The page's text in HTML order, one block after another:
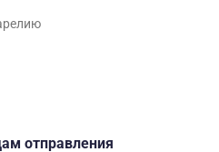
отправления